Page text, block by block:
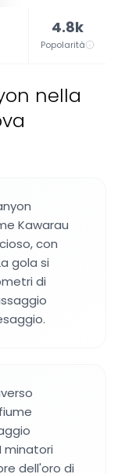
4.8k
Popolarità
nella
Kawarau
con
gola si
di
minatori
dell'oro di